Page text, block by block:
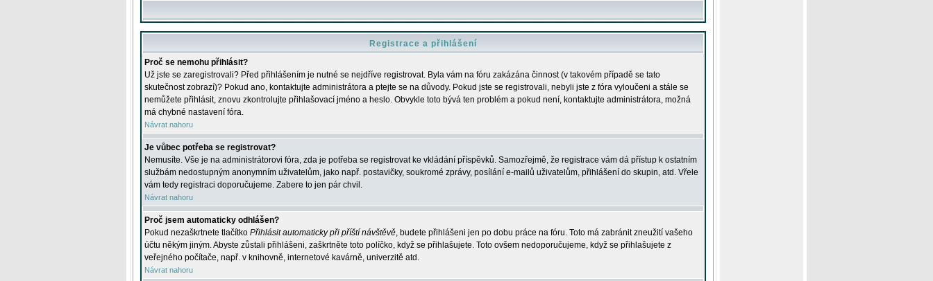
Registrace a přihlášení
Proč se nemohu přihlásit?
Už jste se zaregistrovali? Před přihlášením je nutné se nejdříve registrovat. Byla vám na fóru zakázána činnost (v takovém případě se tato
skutečnost zobrazí)? Pokud ano, kontaktujte administrátora a ptejte se na důvody. Pokud jste se registrovali, nebyli jste z fóra vyloučeni a stále se
nemůžete přihlásit, znovu zkontrolujte přihlašovací jméno a heslo. Obvykle toto bývá ten problém a pokud není, kontaktujte administrátora, možná
má chybné nastavení fóra.
Návrat nahoru
Je vůbec potřeba se registrovat?
Nemusíte. Vše je na administrátorovi fóra, zda je potřeba se registrovat ke vkládání příspěvků. Samozřejmě, že registrace vám dá přístup k ostatním
službám nedostupným anonymním uživatelům, jako např. postavičky, soukromé zprávy, posílání e-mailů uživatelům, přihlášení do skupin, atd. Vřele
vám tedy registraci doporučujeme. Zabere to jen pár chvil.
Návrat nahoru
Proč jsem automaticky odhlášen?
Pokud nezaškrtnete tlačítko Přihlásit automaticky při příští návštěvě, budete přihlášeni jen po dobu práce na fóru. Toto má zabránit zneužití vašeho
účtu někým jiným. Abyste zůstali přihlášeni, zaškrtněte toto políčko, když se přihlašujete. Toto ovšem nedoporučujeme, když se přihlašujete z
veřejného počítače, např. v knihovně, internetové kavárně, univerzitě atd.
Návrat nahoru